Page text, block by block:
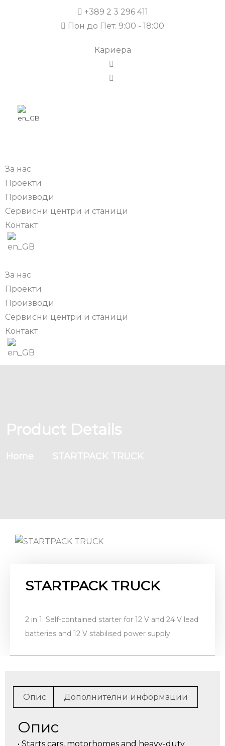
+389 2 3 296 411
Пон до Пет: 9:00 - 18:00
Кариера
За нас
Проекти
Производи
Сервисни центри и станици
Контакт
За нас
Проекти
Производи
Сервисни центри и станици
Контакт
Product Details
Home STARTPACK TRUCK
STARTPACK TRUCK
2 in 1: Self-contained starter for 12 V and 24 V lead
batteries and 12 V stabilised power supply.
Опис Дополнителни информации
Опис
• Starts cars, motorhomes and heavy-duty